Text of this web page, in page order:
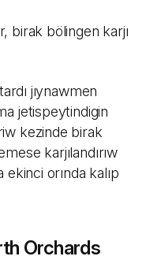
birak bölingen karjı
jıynawmen
jetispeytindigin
kezinde birak
karjılandırıw
ekinci orında kalıp
Orchards